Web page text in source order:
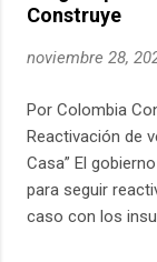
Construye
noviembre 28,
Por Colombia
Reactivación de
Casa” El
para seguir
caso con los